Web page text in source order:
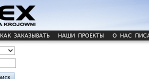
КАК ЗАКАЗЫВАТЬ НАШИ ПРОЕКТЫ О НАС